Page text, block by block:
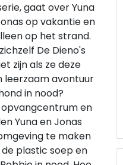
gaat over Yuna
op vakantie en
op het strand.
De Dieno's
zijn als ze deze
leerzaam avontuur
in nood?
en
Yuna en Jonas
te maken
plastic soep en